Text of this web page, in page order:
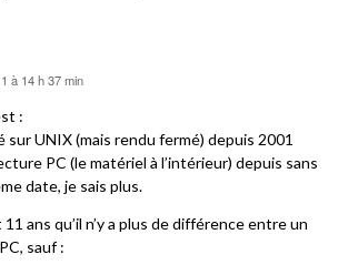
à 14 h 37 min
:
sur UNIX (mais rendu fermé) depuis 2001
PC (le matériel à l’intérieur) depuis sans
date, je sais plus.
ans qu’il n’y a plus de différence entre un
sauf :